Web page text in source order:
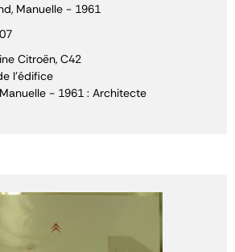
Manuelle - 1961
Citroën, C42
l'édifice
- 1961 : Architecte